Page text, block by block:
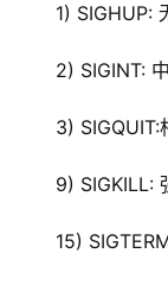
1) SIGHUP:
2) SIGINT:
3)
9) SIGKILL:
15)